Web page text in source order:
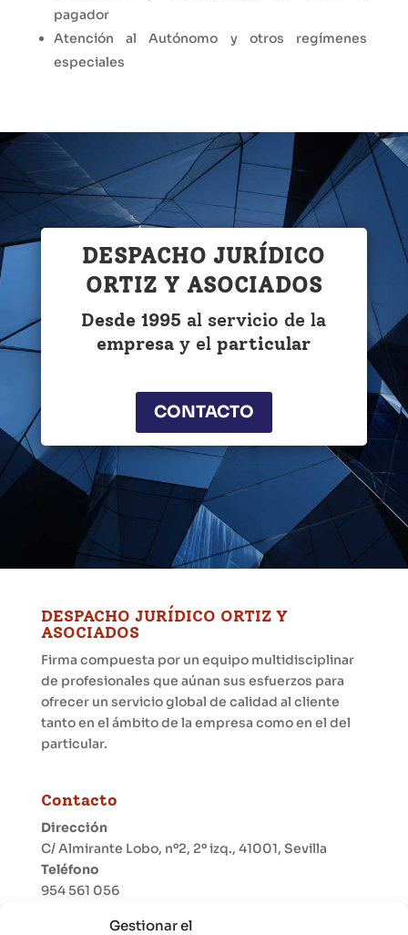
Gestionar el
pagador
Atención al Autónomo y otros regímenes
especiales
DESPACHO JURÍDICO
ORTIZ Y ASOCIADOS
Desde 1995 al servicio de la
empresay elparticular
CONTACTO
DESPACHO JURÍDICO ORTIZ Y
ASOCIADOS
Firma compuesta por un equipo multidisciplinar
de profesionales que aúnan sus esfuerzos para
ofrecer un servicio global de calidad al cliente
tanto en el ámbito de la empresa como en el del
particular.
Contacto
Dirección
C/ Almirante Lobo, nº2, 2º izq., 41001, Sevilla
Teléfono
954 561 056